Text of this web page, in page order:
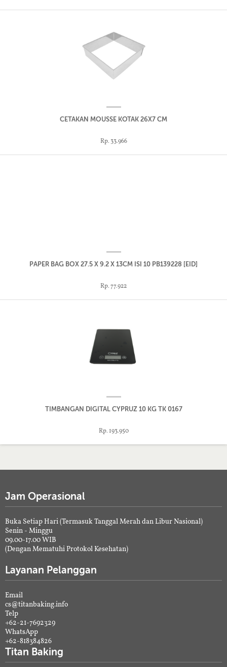
CETAKAN MOUSSE KOTAK 26X7 CM
Rp. 33.966
PAPER BAG BOX 27.5 X 9.2 X 13CM ISI 10 PB139228 [EID]
Rp. 77.922
TIMBANGAN DIGITAL CYPRUZ 10 KG TK 0167
Rp. 193.950
Jam Operasional
Buka Setiap Hari (Termasuk Tanggal Merah dan Libur Nasional)
Senin - Minggu
09.00-17.00 WIB
(Dengan Mematuhi Protokol Kesehatan)
Layanan Pelanggan
Email
cs@titanbaking.info
Telp
+62-21-7692329
WhatsApp
+62-818384826
Titan Baking